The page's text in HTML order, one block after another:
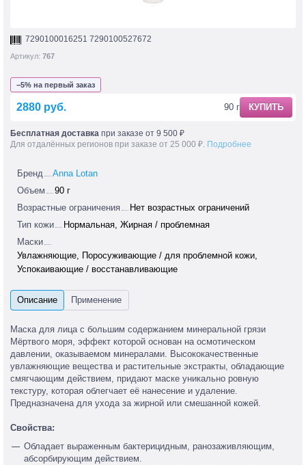
7290100016251 7290100527672
Артикул: 767
−5% на первый заказ
2880 руб. 90 г КУПИТЬ
Бесплатная доставка при заказе от 9 500 ₽
Для отдалённых регионов при заказе от 25 000 ₽. Подробнее
Бренд
Anna Lotan
Объем
90 г
Возрастные ограничения
Нет возрастных ограничений
Тип кожи
Нормальная, Жирная / проблемная
Маски
Увлажняющие, Поросуживающие / для проблемной кожи,
Успокаивающие / восстанавливающие
Маска для лица с большим содержанием минеральной грязи
Мёртвого моря, эффект которой основан на осмотическом
давлении, оказываемом минералами. Высококачественные
увлажняющие вещества и растительные экстракты, обладающие
смягчающим действием, придают маске уникально ровную
текстуру, которая облегчает её нанесение и удаление.
Предназначена для ухода за жирной или смешанной кожей.
Свойства:
Обладает выраженным бактерицидным, ранозаживляющим,
абсорбирующим действием.